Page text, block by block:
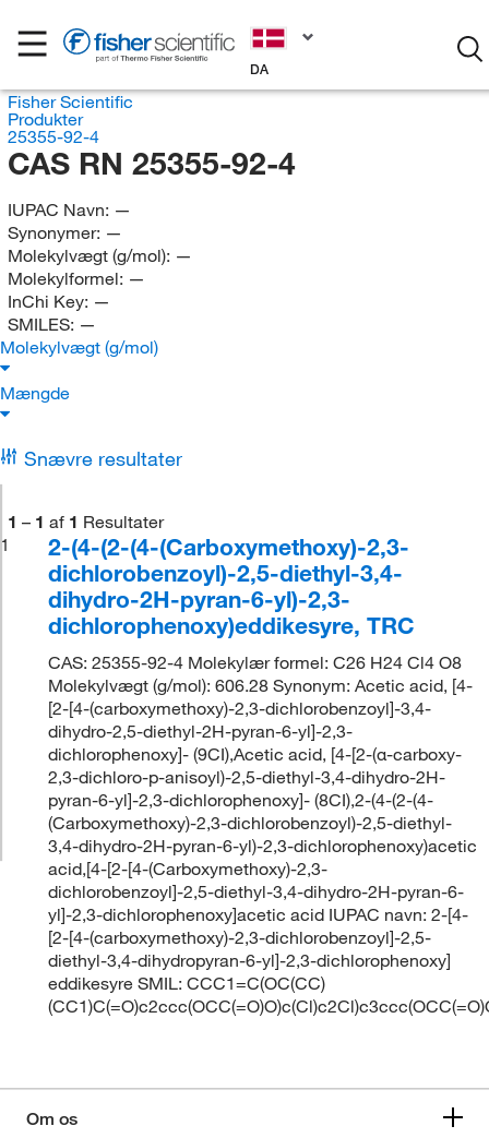
DA
Fisher Scientific
Produkter
25355-92-4
CAS RN 25355-92-4
IUPAC Navn: —
Synonymer: —
Molekylvægt (g/mol): —
Molekylformel: —
InChi Key: —
SMILES: —
Molekylvægt (g/mol)
Mængde
Snævre resultater
1 – 1 af 1 Resultater
1
2-(4-(2-(4-(Carboxymethoxy)-2,3-
dichlorobenzoyl)-2,5-diethyl-3,4-
dihydro-2H-pyran-6-yl)-2,3-
dichlorophenoxy)eddikesyre, TRC
CAS: 25355-92-4 Molekylær formel: C26 H24 Cl4 O8
Molekylvægt (g/mol): 606.28 Synonym: Acetic acid, [4-
[2-[4-(carboxymethoxy)-2,3-dichlorobenzoyl]-3,4-
dihydro-2,5-diethyl-2H-pyran-6-yl]-2,3-
dichlorophenoxy]- (9CI),Acetic acid, [4-[2-(α-carboxy-
2,3-dichloro-p-anisoyl)-2,5-diethyl-3,4-dihydro-2H-
pyran-6-yl]-2,3-dichlorophenoxy]- (8CI),2-(4-(2-(4-
(Carboxymethoxy)-2,3-dichlorobenzoyl)-2,5-diethyl-
3,4-dihydro-2H-pyran-6-yl)-2,3-dichlorophenoxy)acetic
acid,[4-[2-[4-(Carboxymethoxy)-2,3-
dichlorobenzoyl]-2,5-diethyl-3,4-dihydro-2H-pyran-6-
yl]-2,3-dichlorophenoxy]acetic acid IUPAC navn: 2-[4-
[2-[4-(carboxymethoxy)-2,3-dichlorobenzoyl]-2,5-
diethyl-3,4-dihydropyran-6-yl]-2,3-dichlorophenoxy]
eddikesyre SMIL: CCC1=C(OC(CC)
Om os